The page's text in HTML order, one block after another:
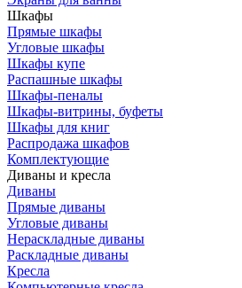
Шкафы
Прямые шкафы
Угловые шкафы
Шкафы купе
Распашные шкафы
Шкафы-пеналы
Шкафы-витрины, буфеты
Шкафы для книг
Распродажа шкафов
Комплектующие
Диваны и кресла
Диваны
Прямые диваны
Угловые диваны
Нераскладные диваны
Раскладные диваны
Кресла